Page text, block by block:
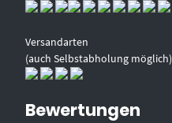
Versandarten
(auch Selbstabholung möglich)
Bewertungen